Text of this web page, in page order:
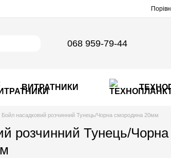
068 959-79-44
ВИТРАТНИКИ
Бойл насадковий розчинний Тунець/Чорна смородина 20мм
розчинний Тунець/Чорна